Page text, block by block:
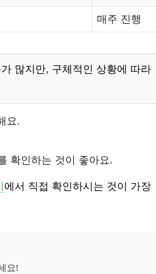
매주 진행
많지만, 구체적인 상황에 따라
요.
확인하는 것이 좋아요.
에서 직접 확인하시는 것이 가장
요!